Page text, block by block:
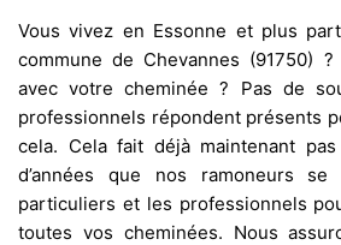
Vous vivez en Essonne et plus
commune de Chevannes (91750)
avec votre cheminée ? Pas de
professionnels répondent présents
cela. Cela fait déjà maintenant pas
d’années que nos ramoneurs
particuliers et les professionnels
toutes vos cheminées. Nous